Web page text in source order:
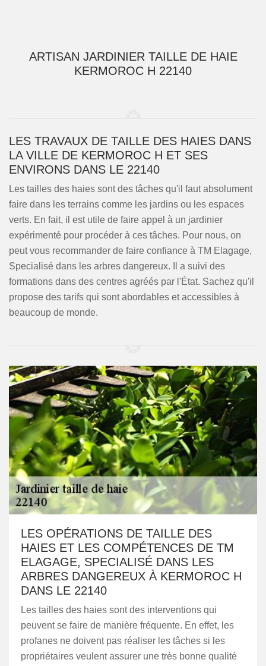
ARTISAN JARDINIER TAILLE DE HAIE
KERMOROC H 22140
LES TRAVAUX DE TAILLE DES HAIES DANS
LA VILLE DE KERMOROC H ET SES
ENVIRONS DANS LE 22140
Les tailles des haies sont des tâches qu'il faut absolument
faire dans les terrains comme les jardins ou les espaces
verts. En fait, il est utile de faire appel à un jardinier
expérimenté pour procéder à ces tâches. Pour nous, on
peut vous recommander de faire confiance à TM Elagage,
Specialisé dans les arbres dangereux. Il a suivi des
formations dans des centres agréés par l'État. Sachez qu'il
propose des tarifs qui sont abordables et accessibles à
beaucoup de monde.
LES OPÉRATIONS DE TAILLE DES
HAIES ET LES COMPÉTENCES DE TM
ELAGAGE, SPECIALISÉ DANS LES
ARBRES DANGEREUX À KERMOROC H
DANS LE 22140
Les tailles des haies sont des interventions qui
peuvent se faire de manière fréquente. En effet, les
profanes ne doivent pas réaliser les tâches si les
propriétaires veulent assurer une très bonne qualité